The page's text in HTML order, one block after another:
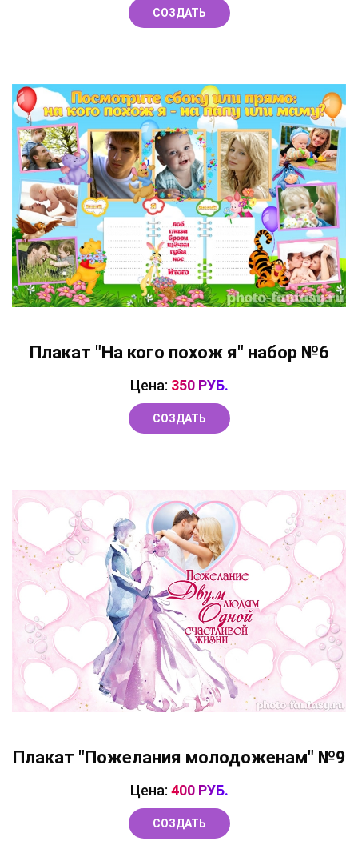
СОЗДАТЬ
Плакат "На кого похож я" набор №6
Цена: 350 РУБ.
СОЗДАТЬ
Плакат "Пожелания молодоженам" №9
Цена: 400 РУБ.
СОЗДАТЬ